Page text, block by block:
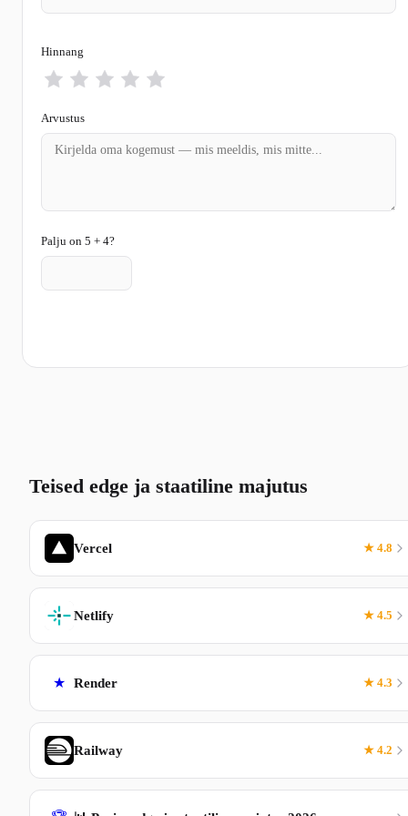
Hinnang
Arvustus
Palju on 5 + 4?
Teised edge ja staatiline majutus
Vercel ★ 4.8
Netlify ★ 4.5
★ Render ★ 4.3
Railway ★ 4.2